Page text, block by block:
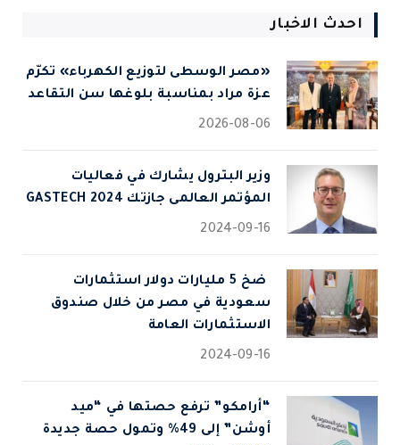
احدث الاخبار
«مصر الوسطى لتوزيع الكهرباء» تكرّم
عزة مراد بمناسبة بلوغها سن التقاعد
2026-08-06
وزير البترول يشارك في فعاليات
المؤتمر العالمى جازتك 2024 GASTECH
2024-09-16
⁠ ضخ 5 مليارات دولار استثمارات
سعودية في مصر من خلال صندوق
الاستثمارات العامة
2024-09-16
“أرامكو” ترفع حصتها في “ميد
أوشن” إلى 49% وتمول حصة جديدة